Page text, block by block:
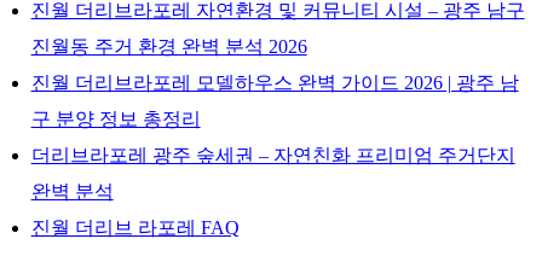
진월 더리브라포레 자연환경 및 커뮤니티 시설 – 광주 남구
진월동 주거 환경 완벽 분석 2026
진월 더리브라포레 모델하우스 완벽 가이드 2026 | 광주 남
구 분양 정보 총정리
더리브라포레 광주 숲세권 – 자연친화 프리미엄 주거단지
완벽 분석
진월 더리브 라포레 FAQ